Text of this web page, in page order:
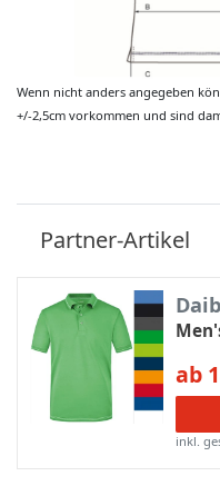
Wenn nicht anders angegeben
+/-2,5cm vorkommen und sind
Partner-Artikel
ab
inkl.